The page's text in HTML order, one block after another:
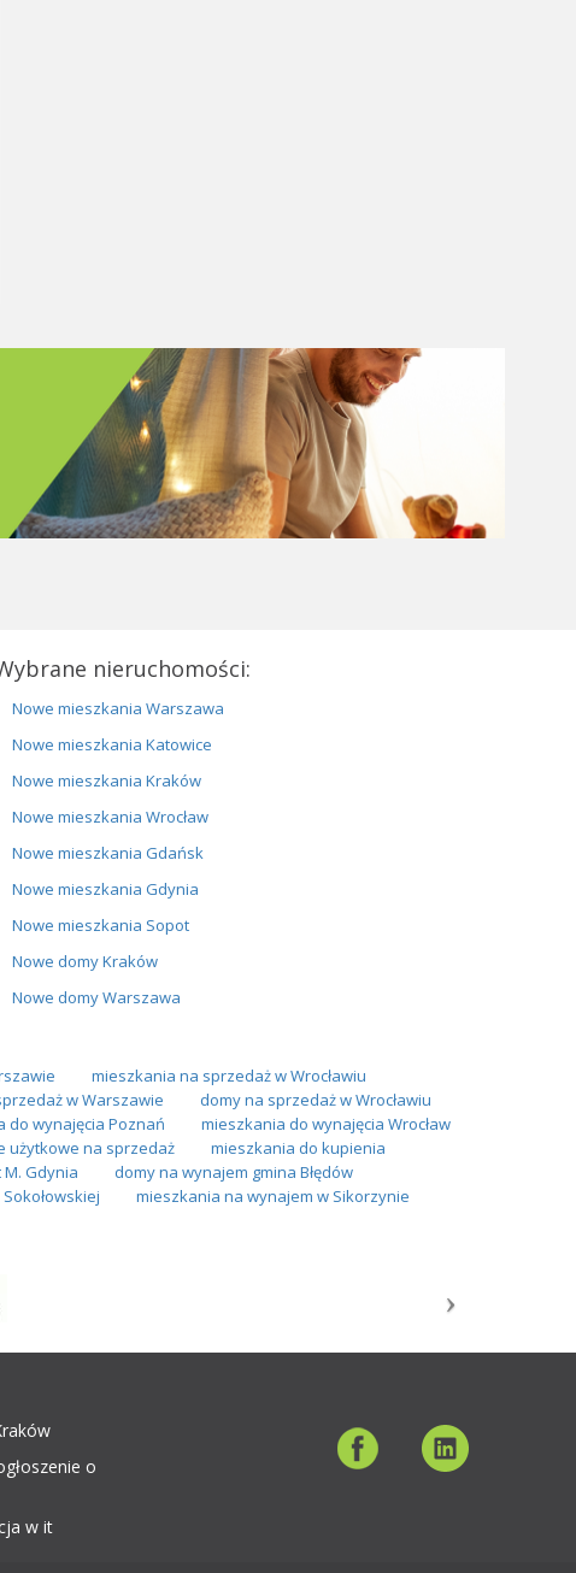
nieruchomości:
Nowe mieszkania Warszawa
Nowe mieszkania Katowice
Nowe mieszkania Kraków
Nowe mieszkania Wrocław
Nowe mieszkania Gdańsk
Nowe mieszkania Gdynia
Nowe mieszkania Sopot
Nowe domy Kraków
Nowe domy Warszawa
mieszkania na sprzedaż w Wrocławiu
w Warszawie
domy na sprzedaż w Wrocławiu
do wynajęcia Poznań
mieszkania do wynajęcia Wrocław
użytkowe na sprzedaż
mieszkania do kupienia
Gdynia
domy na wynajem gmina Błędów
mieszkania na wynajem w Sikorzynie
o
w it